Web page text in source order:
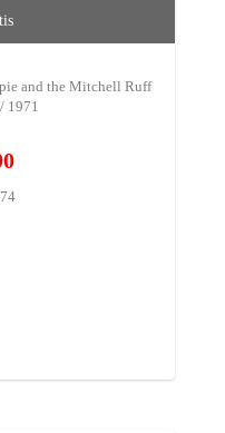
and the Mitchell Ruff
1971